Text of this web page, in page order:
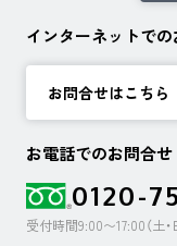
インターネットで
お問合せはこちら
お電話でのお問合せ
0120-
受付時間9:00〜17:00（土・